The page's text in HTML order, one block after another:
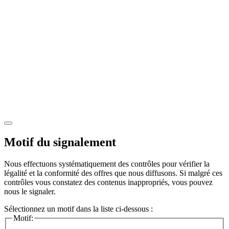
Motif du signalement
Nous effectuons systématiquement des contrôles pour vérifier la
légalité et la conformité des offres que nous diffusons. Si malgré ces
contrôles vous constatez des contenus inappropriés, vous pouvez
nous le signaler.
Sélectionnez un motif dans la liste ci-dessous :
Motif: